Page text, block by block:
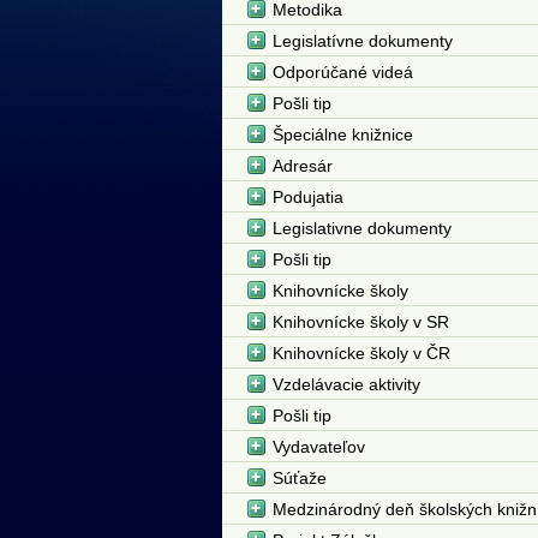
Metodika
Legislatívne dokumenty
Odporúčané videá
Pošli tip
Špeciálne knižnice
Adresár
Podujatia
Legislativne dokumenty
Pošli tip
Knihovnícke školy
Knihovnícke školy v SR
Knihovnícke školy v ČR
Vzdelávacie aktivity
Pošli tip
Vydavateľov
Súťaže
Medzinárodný deň školských